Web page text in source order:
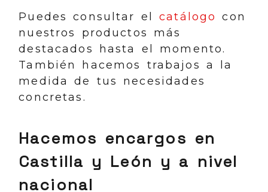
Puedes consultar elcatálogo con
nuestros productos más
destacados hasta el momento.
También hacemos trabajos a la
medida de tus necesidades
concretas.
Hacemos encargos en
Castilla y León y a nivel
nacional